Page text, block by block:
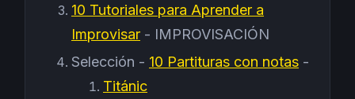
10 Tutoriales para Aprender a
Improvisar - IMPROVISACIÓN
Selección - 10 Partituras con notas -
Titánic